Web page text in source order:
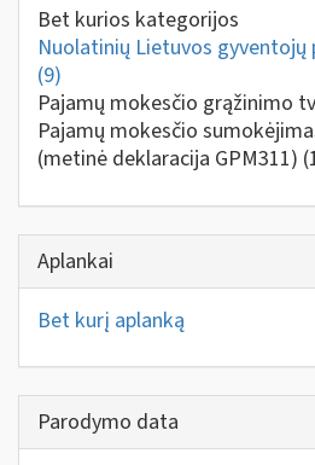
Bet kurios kategorijos
Nuolatinių Lietuvos gyventojų
(9)
Pajamų mokesčio grąžinimo
Pajamų mokesčio
(metinė deklaracija GPM311)
Aplankai
Bet kurį aplanką
Parodymo data